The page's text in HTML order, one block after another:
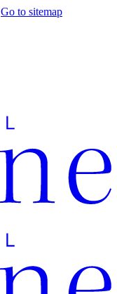
Go to sitemap